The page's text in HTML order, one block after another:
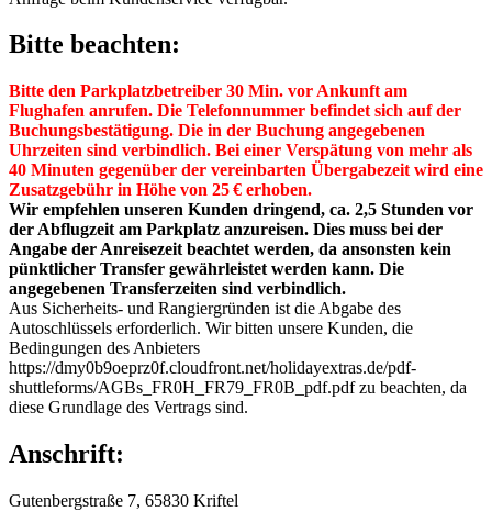
Bitte beachten:
Bitte den Parkplatzbetreiber 30 Min. vor Ankunft am
Flughafen anrufen. Die Telefonnummer befindet sich auf der
Buchungsbestätigung. Die in der Buchung angegebenen
Uhrzeiten sind verbindlich. Bei einer Verspätung von mehr als
40 Minuten gegenüber der vereinbarten Übergabezeit wird eine
Zusatzgebühr in Höhe von 25 € erhoben.
Wir empfehlen unseren Kunden dringend, ca. 2,5 Stunden vor
der Abflugzeit am Parkplatz anzureisen. Dies muss bei der
Angabe der Anreisezeit beachtet werden, da ansonsten kein
pünktlicher Transfer gewährleistet werden kann. Die
angegebenen Transferzeiten sind verbindlich.
Aus Sicherheits- und Rangiergründen ist die Abgabe des
Autoschlüssels erforderlich. Wir bitten unsere Kunden, die
Bedingungen des Anbieters
https://dmy0b9oeprz0f.cloudfront.net/holidayextras.de/pdf-
shuttleforms/AGBs_FR0H_FR79_FR0B_pdf.pdf zu beachten, da
diese Grundlage des Vertrags sind.
Anschrift:
Gutenbergstraße 7, 65830 Kriftel